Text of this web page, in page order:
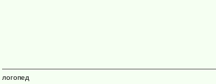
логопед